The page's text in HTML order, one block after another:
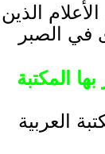
الذين
في الصبر
المكتبة
العربية